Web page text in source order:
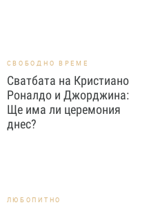
СВОБОДНО ВРЕМЕ
Сватбата на Кристиано
Роналдо и Джорджина:
Ще има ли церемония
днес?
ЛЮБОПИТНО